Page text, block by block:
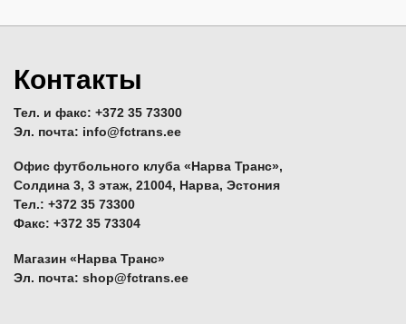
Контакты
Тел. и факс: +372 35 73300
Эл. почта: info@fctrans.ee
Офис футбольного клуба «Нарва Транс»,
Солдина 3, 3 этаж, 21004, Нарва, Эстония
Тел.: +372 35 73300
Факс: +372 35 73304
Магазин «Нарва Транс»
Эл. почта: shop@fctrans.ee